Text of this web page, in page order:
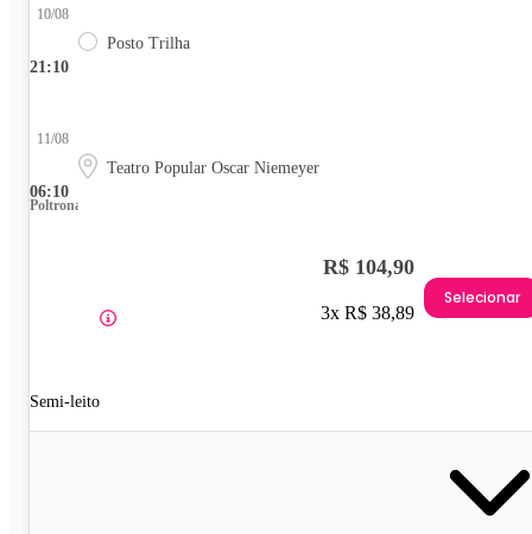
21:10
10/08
Posto Trilha
06:10
11/08
Teatro Popular Oscar Niemeyer
Poltrona
Semi-leito
R$ 104,90
3x R$ 38,89
Selecionar